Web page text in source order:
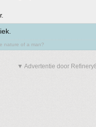
nature of a man?
▼ Advertentie door